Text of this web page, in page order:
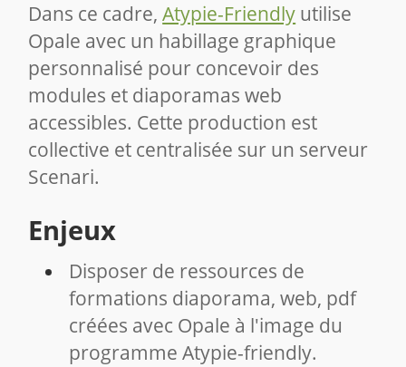
Dans ce cadre,Atypie-Friendly utilise
Opale avec un habillage graphique
personnalisé pour concevoir des
modules et diaporamas web
accessibles. Cette production est
collective et centralisée sur un serveur
Scenari.
Enjeux
Disposer de ressources de
formations diaporama, web, pdf
créées avec Opale à l'image du
programme Atypie-friendly.